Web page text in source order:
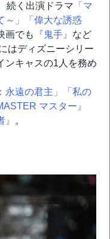
続く出演ドラマ 「マ
」
「偉大な誘惑
画でも 『鬼手』 など
はディズニーシリー
ンキャスの1人を務め
永遠の君主」
「私の
マスター』
。